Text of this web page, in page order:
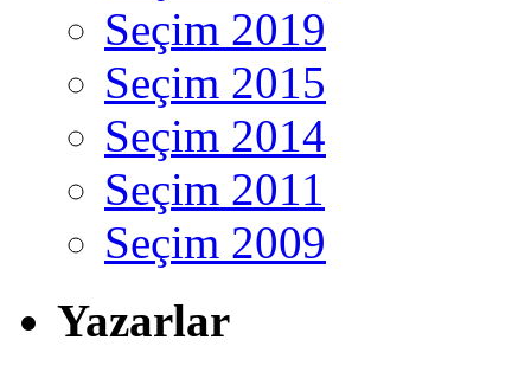
Seçim 2019
Seçim 2015
Seçim 2014
Seçim 2011
Seçim 2009
Yazarlar